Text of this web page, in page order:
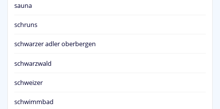
sauna
schruns
schwarzer adler oberbergen
schwarzwald
schweizer
schwimmbad